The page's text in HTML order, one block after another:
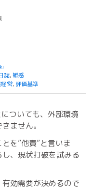
誌,雑感
営, 評価基準
ついても、外部環境
ません。
を”他責”と言いま
、現状打破を試みる
効需要が決めるので